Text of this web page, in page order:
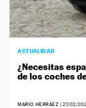
ACTUALIDAD
¿Necesitas
de los coches
MARIO HERRÁEZ | 27/02/